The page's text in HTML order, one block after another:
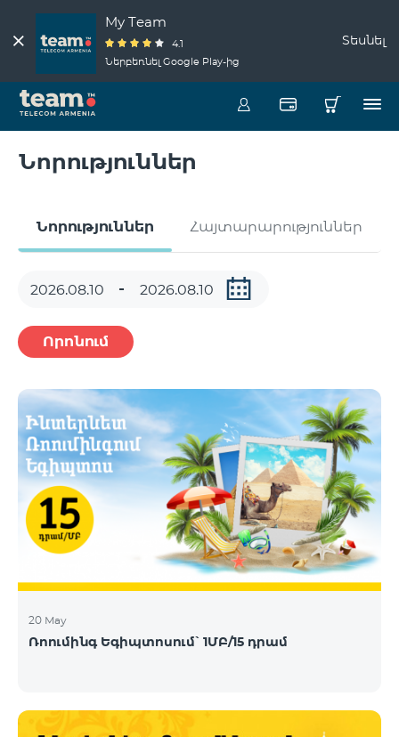
My Team
4.1
Ներբեռնել Google Play-ից
Տեսնել
Նորություններ
Նորություններ Հայտարարություններ
Որոնում
20 May
Ռոումինգ Եգիպտոսում՝ 1ՄԲ/15 դրամ